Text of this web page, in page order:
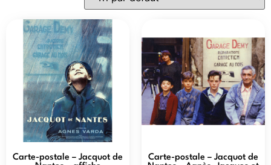
Carte-postale – Jacquot de
Carte-postale – Jacquot de